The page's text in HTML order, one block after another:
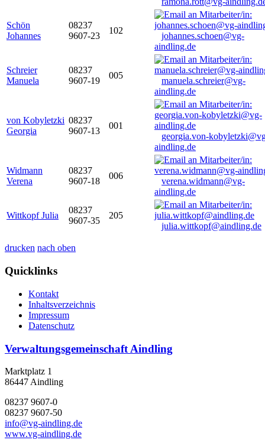
Schön
Johannes
08237
9607-23
102
johannes.schoen@vg-
aindling.de
Schreier
Manuela
08237
9607-19
005
manuela.schreier@vg-
aindling.de
von Kobyletzki
Georgia
08237
9607-13
001
georgia.von-
aindling.de
Widmann
Verena
08237
9607-18
006
verena.widmann@vg-
aindling.de
Wittkopf Julia
08237
9607-35
205
julia.wittkopf@aindling.de
drucken nach oben
Quicklinks
Kontakt
Inhaltsverzeichnis
Impressum
Datenschutz
Verwaltungsgemeinschaft Aindling
Marktplatz 1
86447 Aindling
08237 9607-0
08237 9607-50
info@vg-aindling.de
www.vg-aindling.de